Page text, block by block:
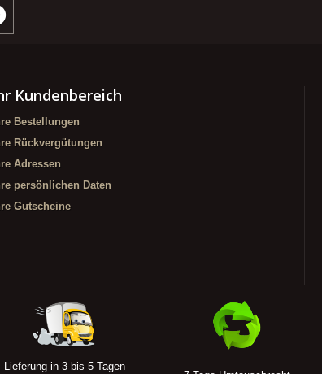
Kundenbereich
Bestellungen
Rückvergütungen
Adressen
persönlichen Daten
Gutscheine
Lieferung in 3 bis 5 Tagen